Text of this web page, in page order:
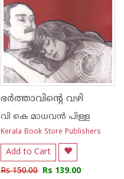
ഭര്‍ത്താവിന്റെ വഴി
വി കെ മാധവന്‍ പിള്ള
Kerala Book Store Publishers
Add to Cart
Rs 150.00 Rs 139.00